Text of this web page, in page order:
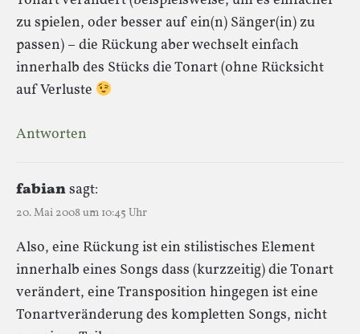
zu spielen, oder besser auf ein(n) Sänger(in) zu
passen) – die Rückung aber wechselt einfach
innerhalb des Stücks die Tonart (ohne Rücksicht
auf Verluste
Antworten
fabiansagt:
20. Mai 2008 um 10:45 Uhr
Also, eine Rückung ist ein stilistisches Element
innerhalb eines Songs dass (kurzzeitig) die Tonart
verändert, eine Transposition hingegen ist eine
Tonartveränderung des kompletten Songs, nicht